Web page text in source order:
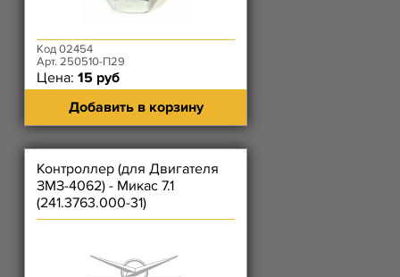
Код 02454
Арт. 250510-П29
Цена: 15 руб
Добавить в корзину
Контроллер (для Двигателя
ЗМЗ-4062) - Микас 7.1
(241.3763.000-31)